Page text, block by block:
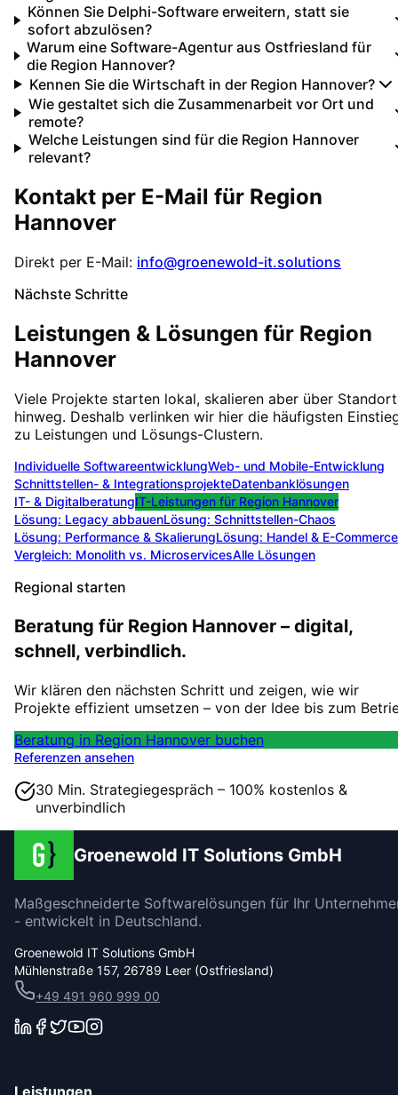
Können Sie Delphi-Software erweitern, statt sie
sofort abzulösen?
Warum eine Software-Agentur aus Ostfriesland für
die Region Hannover?
Kennen Sie die Wirtschaft in der Region Hannover?
Wie gestaltet sich die Zusammenarbeit vor Ort und
remote?
Welche Leistungen sind für die Region Hannover
relevant?
Kontakt per E-Mail für Region
Hannover
Direkt per E-Mail: info@groenewold-it.solutions
Nächste Schritte
Leistungen & Lösungen für Region
Hannover
Viele Projekte starten lokal, skalieren aber über
hinweg. Deshalb verlinken wir hier die häufigsten
zu Leistungen und Lösungs-Clustern.
Individuelle SoftwareentwicklungWeb- und Mobile-Entwicklung
Schnittstellen- & IntegrationsprojekteDatenbanklösungen
IT- & DigitalberatungIT-Leistungen für Region Hannover
Lösung: Legacy abbauenLösung: Schnittstellen-Chaos
Lösung: Performance & SkalierungLösung: Handel & E-Commerce
Vergleich: Monolith vs. MicroservicesAlle Lösungen
Regional starten
Beratung für Region Hannover – digital,
schnell, verbindlich.
Wir klären den nächsten Schritt und zeigen, wie wir
Projekte effizient umsetzen – von der Idee bis zum
Beratung in Region Hannover buchen
Referenzen ansehen
30 Min. Strategiegespräch – 100% kostenlos &
unverbindlich
Groenewold IT Solutions GmbH
Maßgeschneiderte Softwarelösungen für Ihr
- entwickelt in Deutschland.
Groenewold IT Solutions GmbH
Mühlenstraße 157, 26789 Leer (Ostfriesland)
+49 491 960 999 00
Leistungen